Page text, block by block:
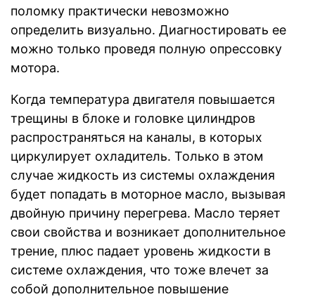
поломку практически невозможно
определить визуально. Диагностировать ее
можно только проведя полную опрессовку
мотора.
Когда температура двигателя повышается
трещины в блоке и головке цилиндров
распространяться на каналы, в которых
циркулирует охладитель. Только в этом
случае жидкость из системы охлаждения
будет попадать в моторное масло, вызывая
двойную причину перегрева. Масло теряет
свои свойства и возникает дополнительное
трение, плюс падает уровень жидкости в
системе охлаждения, что тоже влечет за
собой дополнительное повышение